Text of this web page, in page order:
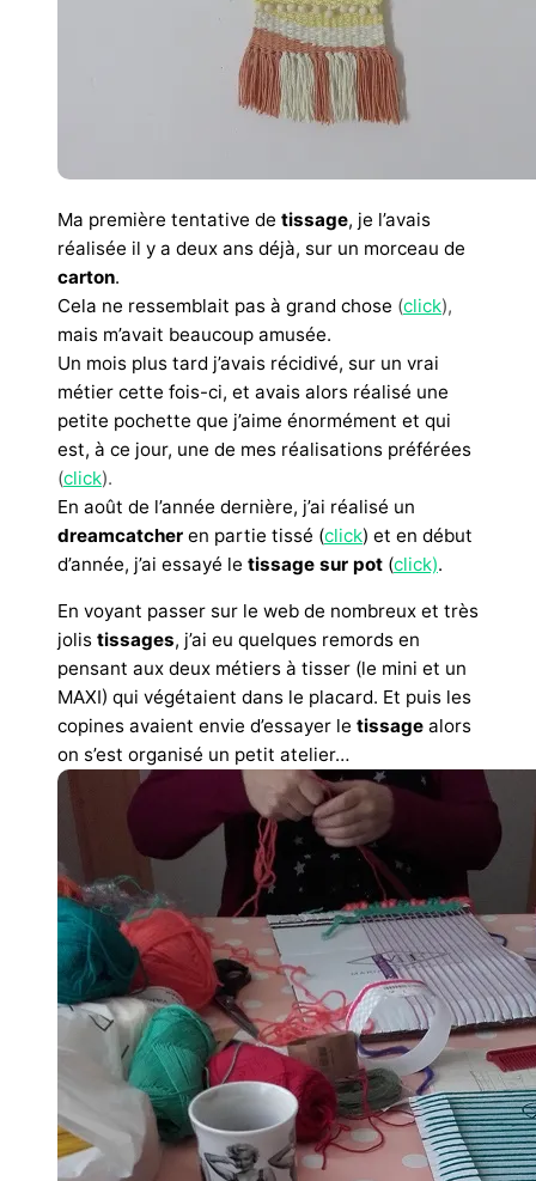
Ma première tentative de tissage, je l’avais
réalisée il y a deux ans déjà, sur un morceau de
carton.
Cela ne ressemblait pas à grand chose (click),
mais m’avait beaucoup amusée.
Un mois plus tard j’avais récidivé, sur un vrai
métier cette fois-ci, et avais alors réalisé une
petite pochette que j’aime énormément et qui
est, à ce jour, une de mes réalisations préférées
(click).
En août de l’année dernière, j’ai réalisé un
dreamcatcher en partie tissé (click) et en début
d’année, j’ai essayé le tissage sur pot (click).
En voyant passer sur le web de nombreux et très
jolis tissages, j’ai eu quelques remords en
pensant aux deux métiers à tisser (le mini et un
MAXI) qui végétaient dans le placard. Et puis les
copines avaient envie d’essayer le tissage alors
on s’est organisé un petit atelier…